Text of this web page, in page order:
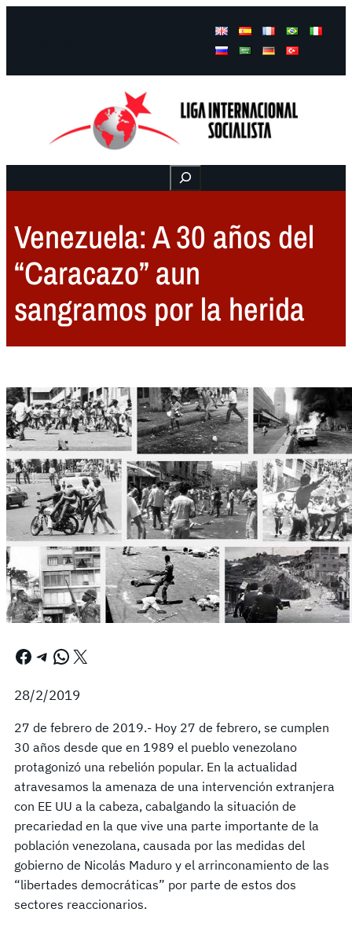
Buscar
Venezuela: A 30 años del
“Caracazo” aun
sangramos por la herida
Facebook Telegram WhatsApp X
28/2/2019
27 de febrero de 2019.- Hoy 27 de febrero, se cumplen
30 años desde que en 1989 el pueblo venezolano
protagonizó una rebelión popular. En la actualidad
atravesamos la amenaza de una intervención extranjera
con EE UU a la cabeza, cabalgando la situación de
precariedad en la que vive una parte importante de la
población venezolana, causada por las medidas del
gobierno de Nicolás Maduro y el arrinconamiento de las
“libertades democráticas” por parte de estos dos
sectores reaccionarios.